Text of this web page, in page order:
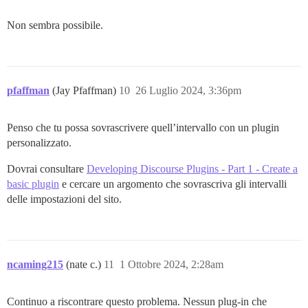
Non sembra possibile.
pfaffman (Jay Pfaffman) 26 Luglio 2024, 3:36pm
10
Penso che tu possa sovrascrivere quell’intervallo con un plugin
personalizzato.
Dovrai consultare Developing Discourse Plugins - Part 1 - Create a
basic plugin e cercare un argomento che sovrascriva gli intervalli
delle impostazioni del sito.
ncaming215 (nate c.) 1 Ottobre 2024, 2:28am
11
Continuo a riscontrare questo problema. Nessun plug-in che